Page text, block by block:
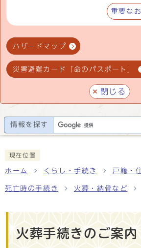
重要な
ハザードマップ
災害避難カード「命のパスポート」
閉じる
情報を探す
現在位置
ホーム くらし・手続き 戸籍・
死亡時の手続き 火葬・納骨など
火葬手続きのご案内